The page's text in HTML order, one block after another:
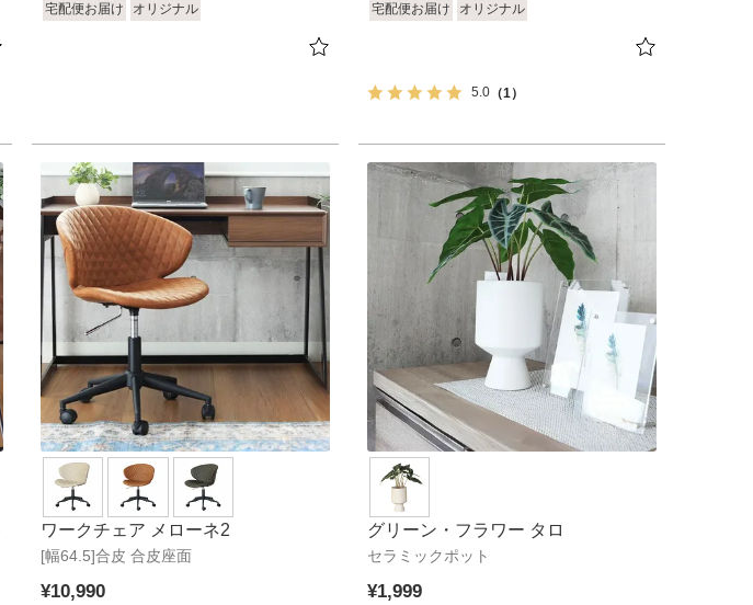
宅配便お届け オリジナル 宅配便お届け オリジナル
5.0 （1）
[幅64.5]合皮 合皮座面
ワークチェア メローネ2
¥10,990
セラミックポット
グリーン・フラワー タロ
¥1,999